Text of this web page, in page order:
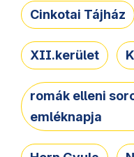
Cinkotai Tájház
XII.kerület
romák elleni
emléknapja